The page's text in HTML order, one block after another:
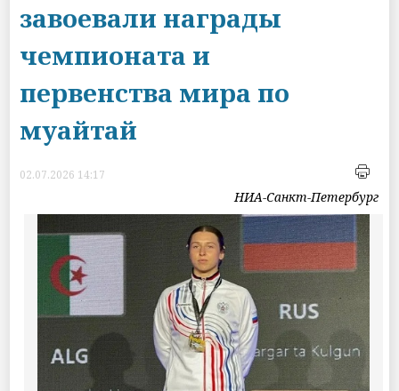
завоевали награды
чемпионата и
первенства мира по
муайтай
02.07.2026 14:17
НИА-Санкт-Петербург